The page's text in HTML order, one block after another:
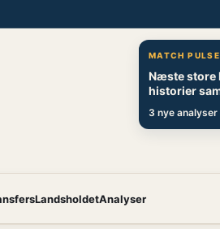
MATCH PULSE
Næste store
historier
3 nye analyser
LandsholdetAnalyser